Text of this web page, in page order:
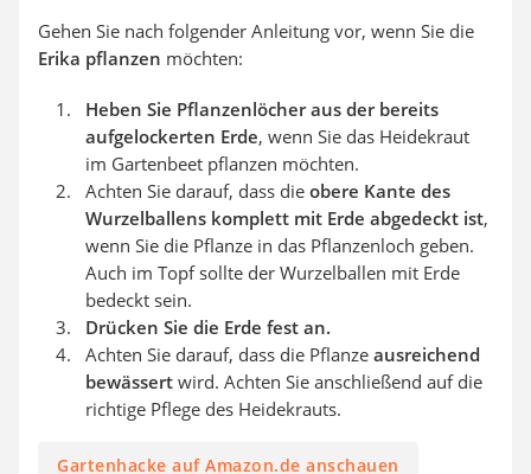
Gehen Sie nach folgender Anleitung vor, wenn Sie die
Erika pflanzen möchten:
Heben Sie Pflanzenlöcher aus der bereits
aufgelockerten Erde, wenn Sie das Heidekraut
im Gartenbeet pflanzen möchten.
Achten Sie darauf, dass die obere Kante des
Wurzelballens komplett mit Erde abgedeckt ist,
wenn Sie die Pflanze in das Pflanzenloch geben.
Auch im Topf sollte der Wurzelballen mit Erde
bedeckt sein.
Drücken Sie die Erde fest an.
Achten Sie darauf, dass die Pflanze ausreichend
bewässert wird. Achten Sie anschließend auf die
richtige Pflege des Heidekrauts.
Gartenhacke auf Amazon.de anschauen